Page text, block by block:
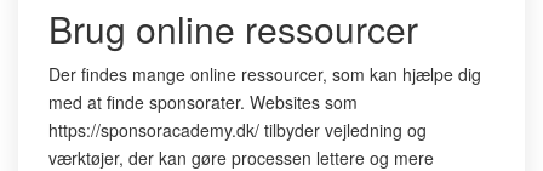
Brug online ressourcer
Der findes mange online ressourcer, som kan hjælpe dig
med at finde sponsorater. Websites som
https://sponsoracademy.dk/ tilbyder vejledning og
værktøjer, der kan gøre processen lettere og mere